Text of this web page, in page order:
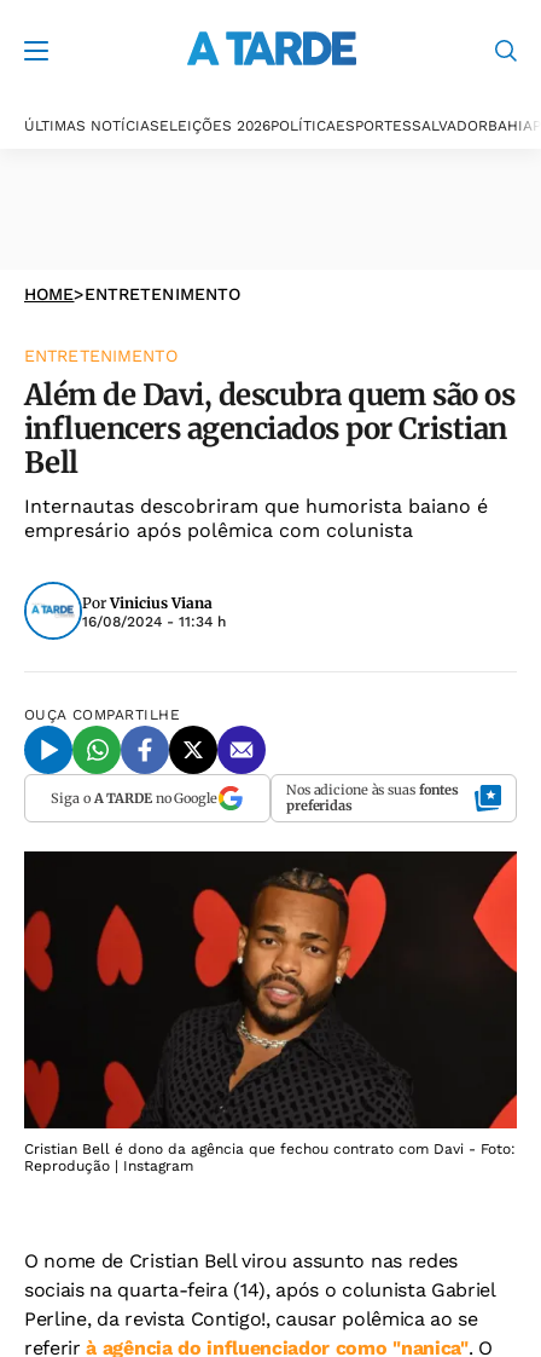
ÚLTIMAS NOTÍCIASELEIÇÕES 2026POLÍTICAESPORTESSALVADORBAHIA
HOME>ENTRETENIMENTO
ENTRETENIMENTO
Além de Davi, descubra quem são os
influencers agenciados por Cristian
Bell
Internautas descobriram que humorista baiano é
empresário após polêmica com colunista
PorVinicius Viana
16/08/2024 - 11:34 h
OUÇA COMPARTILHE
Siga o A TARDEno Google Nos adicione às suas fontes
preferidas
Cristian Bell é dono da agência que fechou contrato com Davi - Foto:
Reprodução | Instagram
O nome de Cristian Bell virou assunto nas redes
sociais na quarta-feira (14), após o colunista Gabriel
Perline, da revista Contigo!, causar polêmica ao se
referirà agência do influenciador como "nanica". O